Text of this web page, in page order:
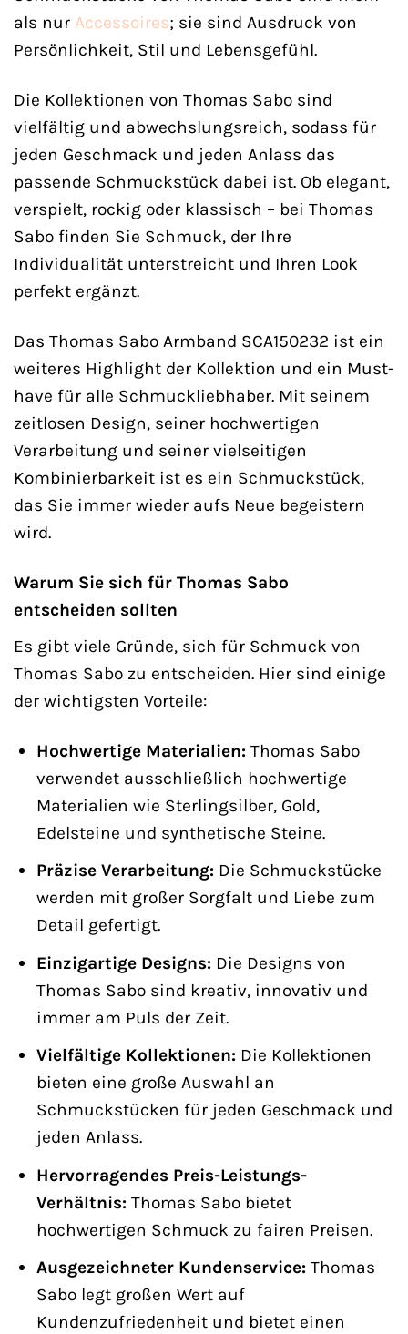
als nur Accessoires; sie sind Ausdruck von
Persönlichkeit, Stil und Lebensgefühl.
Die Kollektionen von Thomas Sabo sind
vielfältig und abwechslungsreich, sodass für
jeden Geschmack und jeden Anlass das
passende Schmuckstück dabei ist. Ob elegant,
verspielt, rockig oder klassisch – bei Thomas
Sabo finden Sie Schmuck, der Ihre
Individualität unterstreicht und Ihren Look
perfekt ergänzt.
Das Thomas Sabo Armband SCA150232 ist ein
weiteres Highlight der Kollektion und ein Must-
have für alle Schmuckliebhaber. Mit seinem
zeitlosen Design, seiner hochwertigen
Verarbeitung und seiner vielseitigen
Kombinierbarkeit ist es ein Schmuckstück,
das Sie immer wieder aufs Neue begeistern
wird.
Warum Sie sich für Thomas Sabo
entscheiden sollten
Es gibt viele Gründe, sich für Schmuck von
Thomas Sabo zu entscheiden. Hier sind einige
der wichtigsten Vorteile:
Hochwertige Materialien:Thomas Sabo
verwendet ausschließlich hochwertige
Materialien wie Sterlingsilber, Gold,
Edelsteine und synthetische Steine.
Präzise Verarbeitung:Die Schmuckstücke
werden mit großer Sorgfalt und Liebe zum
Detail gefertigt.
Einzigartige Designs:Die Designs von
Thomas Sabo sind kreativ, innovativ und
immer am Puls der Zeit.
Vielfältige Kollektionen:Die Kollektionen
bieten eine große Auswahl an
Schmuckstücken für jeden Geschmack und
jeden Anlass.
Hervorragendes Preis-Leistungs-
Verhältnis:Thomas Sabo bietet
hochwertigen Schmuck zu fairen Preisen.
Ausgezeichneter Kundenservice:Thomas
Sabo legt großen Wert auf
Kundenzufriedenheit und bietet einen